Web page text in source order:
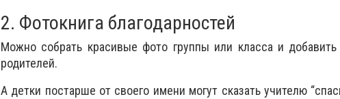
2. Фотокнига благодарностей
Можно собрать красивые фото группы или класса и
родителей.
А детки постарше от своего имени могут сказать учителю